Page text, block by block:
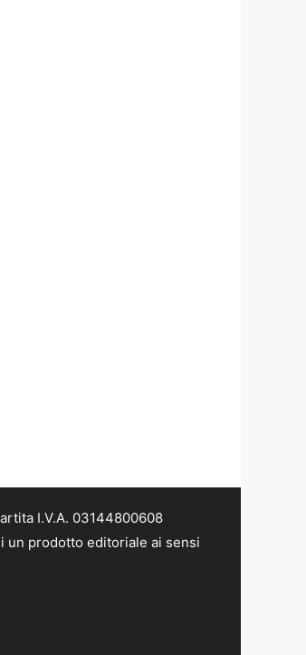
I.V.A. 03144800608
un prodotto editoriale ai sensi